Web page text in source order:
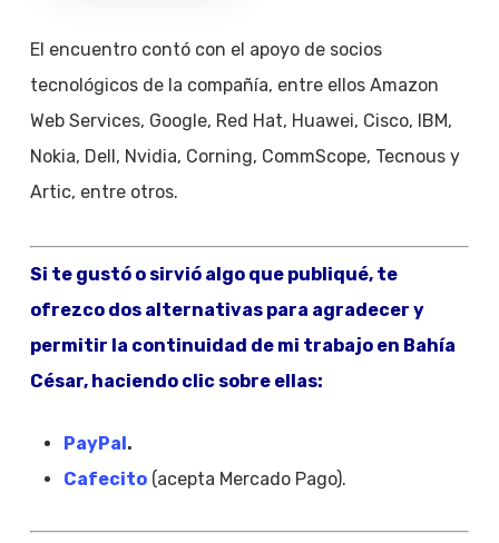
El encuentro contó con el apoyo de socios
tecnológicos de la compañía, entre ellos Amazon
Web Services, Google, Red Hat, Huawei, Cisco, IBM,
Nokia, Dell, Nvidia, Corning, CommScope, Tecnous y
Artic, entre otros.
Si te gustó o sirvió algo que publiqué, te
ofrezco dos alternativas para agradecer y
permitir la continuidad de mi trabajo en Bahía
César, haciendo clic sobre ellas:
PayPal .
Cafecito(acepta Mercado Pago).